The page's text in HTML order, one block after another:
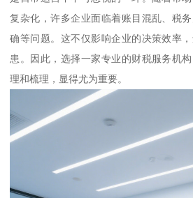
复杂化，许多企业面临着账目混乱、税
确等问题。这不仅影响企业的决策效率
患。因此，选择一家专业的财税服务机
理和梳理，显得尤为重要。